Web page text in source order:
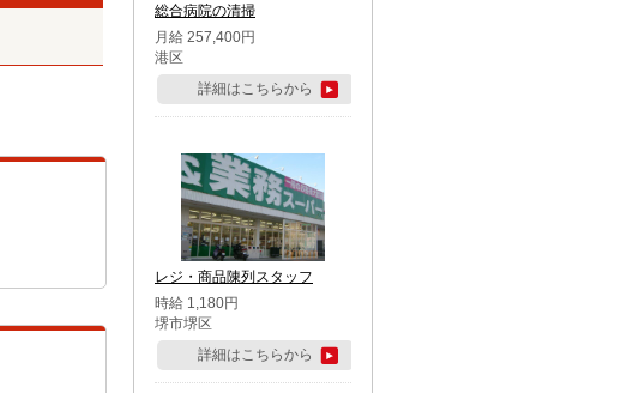
総合病院の清掃
月給 257,400円
港区
詳細はこちらから
レジ・商品陳列スタッフ
時給 1,180円
堺市堺区
詳細はこちらから